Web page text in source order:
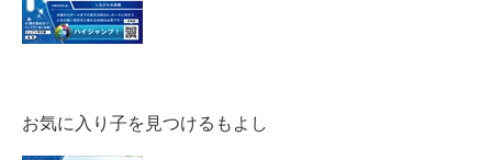
お気に入り子を見つけるもよし